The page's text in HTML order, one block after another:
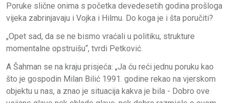
Poruke slične onima s početka devedesetih godina prošloga
vijeka zabrinjavaju i Vojka i Hilmu. Do koga je i šta poručiti?
„Opet sad, da se ne bismo vraćali u politiku, strukture
momentalne opstruišu“, tvrdi Petković.
A Šahman se na kraju prisjeća: „Ja ću reći jednu poruku kao
što je gospodin Milan Bilić 1991. godine rekao na vjerskom
objektu u nas, a znao je situacija kakva je bila - Dobro ove